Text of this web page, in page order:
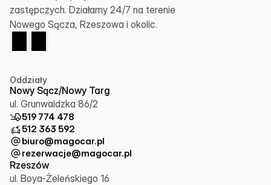
zastępczych. Działamy 24/7 na terenie
Nowego Sącza, Rzeszowa i okolic.
Oddziały
Nowy Sącz/Nowy Targ
ul. Grunwaldzka 86/2
519 774 478
512 363 592
biuro@magocar.pl
rezerwacje@magocar.pl
Rzeszów
ul. Boya-Żeleńskiego 16